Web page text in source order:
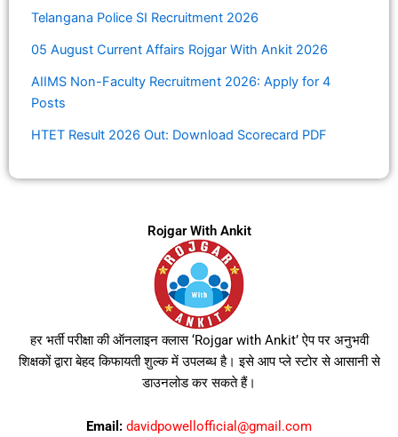
Telangana Police SI Recruitment 2026
05 August Current Affairs Rojgar With Ankit 2026
AIIMS Non-Faculty Recruitment 2026: Apply for 4
Posts
HTET Result 2026 Out: Download Scorecard PDF
Rojgar With Ankit
हर भर्ती परीक्षा की ऑनलाइन क्लास ‘Rojgar with Ankit’ ऐप पर अनुभवी
शिक्षकों द्वारा बेहद किफायती शुल्क में उपलब्ध है। इसे आप प्ले स्टोर से आसानी से
डाउनलोड कर सकते हैं।
Email: davidpowellofficial@gmail.com